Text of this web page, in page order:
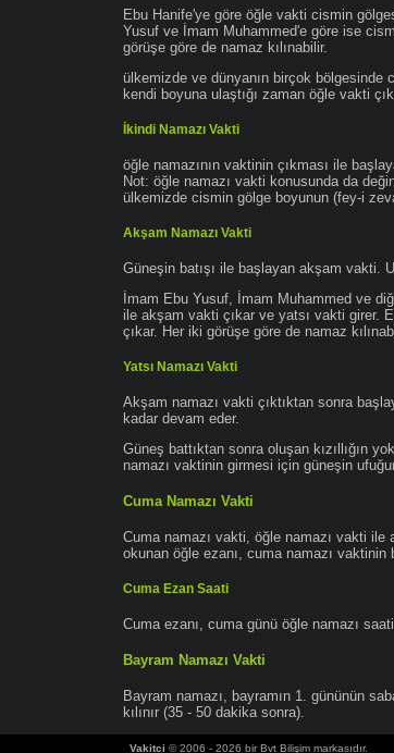
Ebu Hanife'ye göre öğle vakti cismin
Yusuf ve İmam Muhammed'e göre ise
görüşe göre de namaz kılınabilir.
ülkemizde ve dünyanın birçok
kendi boyuna ulaştığı zaman öğle vakti
İkindi Namazı Vakti
öğle namazının vaktinin çıkması ile
Not: öğle namazı vakti konusunda da
ülkemizde cismin gölge boyunun (fey-i
Akşam Namazı Vakti
Güneşin batışı ile başlayan akşam vakti.
İmam Ebu Yusuf, İmam Muhammed ve
ile akşam vakti çıkar ve yatsı vakti girer.
çıkar. Her iki görüşe göre de namaz
Yatsı Namazı Vakti
Akşam namazı vakti çıktıktan sonra
kadar devam eder.
Güneş battıktan sonra oluşan kızıllığın
namazı vaktinin girmesi için güneşin
Cuma Namazı Vakti
Cuma namazı vakti, öğle namazı vakti ile
okunan öğle ezanı, cuma namazı vaktinin
Cuma Ezan Saati
Cuma ezanı, cuma günü öğle namazı
Bayram Namazı Vakti
Bayram namazı, bayramın 1. gününün
kılınır (35 - 50 dakika sonra).
Vakitci © 2006 - 2026 bir Bvt Bilişim markasıdır.